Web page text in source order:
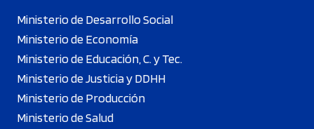
Ministerio de Desarrollo Social
Ministerio de Economía
Ministerio de Educación, C. y Tec.
Ministerio de Justicia y DDHH
Ministerio de Producción
Ministerio de Salud